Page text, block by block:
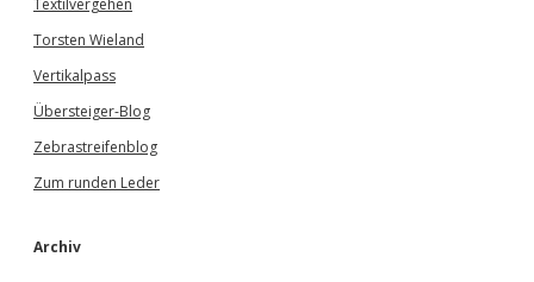
Textilvergehen
Torsten Wieland
Vertikalpass
Übersteiger-Blog
Zebrastreifenblog
Zum runden Leder
Archiv